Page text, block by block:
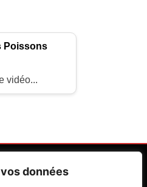
données
Poissons
vidéo...